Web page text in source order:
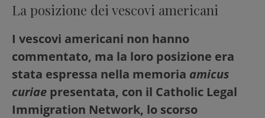
La posizione dei vescovi americani
I vescovi americani non hanno
commentato, ma la loro posizione era
stata espressa nella memoria amicus
curiae presentata, con il Catholic Legal
Immigration Network, lo scorso